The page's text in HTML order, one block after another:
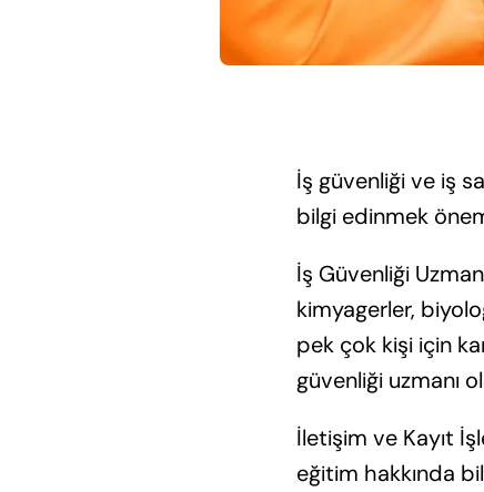
İş güvenliği ve iş
bilgi edinmek
İş Güvenliği
kimyagerler,
pek çok kişi için
güvenliği uzmanı
İletişim ve Kayıt
eğitim hakkında